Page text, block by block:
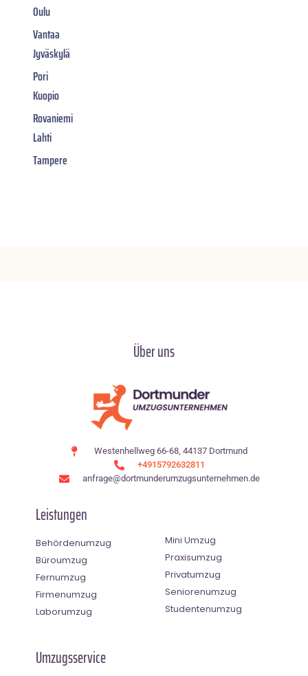
Oulu
Vantaa
Jyväskylä
Pori
Kuopio
Rovaniemi
Lahti
Tampere
Über uns
Westenhellweg 66-68, 44137 Dortmund
+4915792632811
anfrage@dortmunderumzugsunternehmen.de
Leistungen
Behördenumzug
Büroumzug
Fernumzug
Firmenumzug
Laborumzug
Mini Umzug
Praxisumzug
Privatumzug
Seniorenumzug
Studentenumzug
Umzugsservice